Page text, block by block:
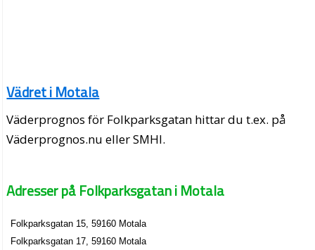
Vädret i Motala
Väderprognos för Folkparksgatan hittar du t.ex. på
Väderprognos.nu eller SMHI.
Adresser på Folkparksgatan i Motala
Folkparksgatan 15, 59160 Motala
Folkparksgatan 17, 59160 Motala